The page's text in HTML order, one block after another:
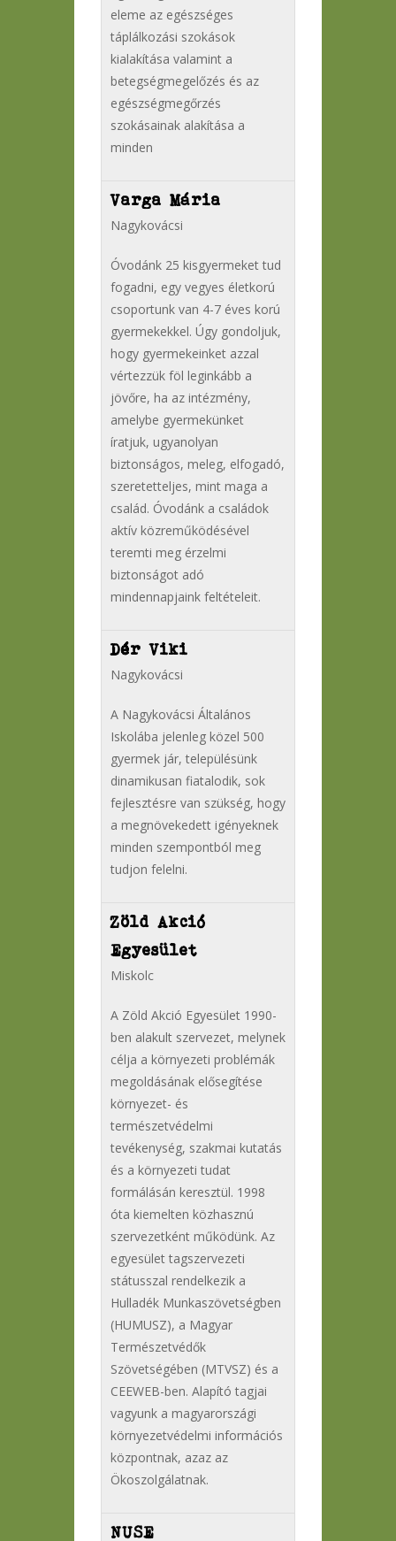
eleme az egészséges
táplálkozási szokások
kialakítása valamint a
betegségmegelőzés és az
egészségmegőrzés
szokásainak alakítása a
minden
Varga Mária
Nagykovácsi
Óvodánk 25 kisgyermeket tud
fogadni, egy vegyes életkorú
csoportunk van 4-7 éves korú
gyermekekkel. Úgy gondoljuk,
hogy gyermekeinket azzal
vértezzük föl leginkább a
jövőre, ha az intézmény,
amelybe gyermekünket
íratjuk, ugyanolyan
biztonságos, meleg, elfogadó,
szeretetteljes, mint maga a
család. Óvodánk a családok
aktív közreműködésével
teremti meg érzelmi
biztonságot adó
mindennapjaink feltételeit.
Dér Viki
Nagykovácsi
A Nagykovácsi Általános
Iskolába jelenleg közel 500
gyermek jár, településünk
dinamikusan fiatalodik, sok
fejlesztésre van szükség, hogy
a megnövekedett igényeknek
minden szempontból meg
tudjon felelni.
Zöld Akció
Egyesület
Miskolc
A Zöld Akció Egyesület 1990-
ben alakult szervezet, melynek
célja a környezeti problémák
megoldásának elősegítése
környezet- és
természetvédelmi
tevékenység, szakmai kutatás
és a környezeti tudat
formálásán keresztül. 1998
óta kiemelten közhasznú
szervezetként működünk. Az
egyesület tagszervezeti
státusszal rendelkezik a
Hulladék Munkaszövetségben
(HUMUSZ), a Magyar
Természetvédők
Szövetségében (MTVSZ) és a
CEEWEB-ben. Alapító tagjai
vagyunk a magyarországi
környezetvédelmi információs
központnak, azaz az
Ökoszolgálatnak.
NUSE